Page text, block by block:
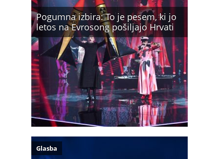
Pogumna izbira: To je pesem, ki jo
letos na Evrosong pošiljajo Hrvati
Glasba